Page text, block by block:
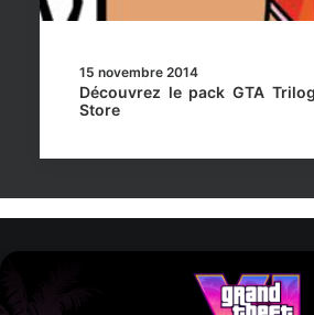
15 novembre 2014
Découvrez le pack GTA
Store
Rockstar Mag’, Copyright © 2013-2026 –